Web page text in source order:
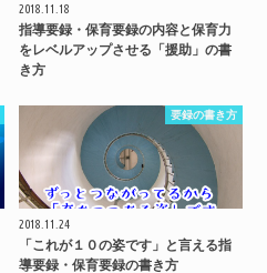
2018.11.18
指導要録・保育要録の内容と保育力
をレベルアップさせる「援助」の書
き方
要録の書き方
2018.11.24
「これが１０の姿です」と言える指
導要録・保育要録の書き方